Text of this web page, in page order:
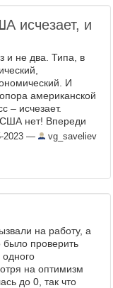
исчезает, и
и не два. Типа, в
И
американской
– исчезает.
США нет! Впереди
Ну, а
эту тему ...
2023 — vg_saveliev
на работу, а
проверить
на оптимизм
до 0, так что